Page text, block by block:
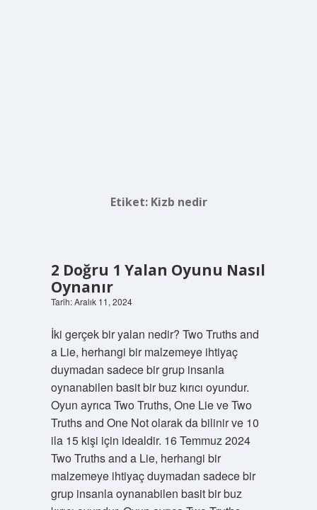
Etiket: Kizb nedir
2 Doğru 1 Yalan Oyunu Nasıl
Oynanır
Tarih: Aralık 11, 2024
İki gerçek bir yalan nedir? Two Truths and
a Lie, herhangi bir malzemeye ihtiyaç
duymadan sadece bir grup insanla
oynanabilen basit bir buz kırıcı oyundur.
Oyun ayrıca Two Truths, One Lie ve Two
Truths and One Not olarak da bilinir ve 10
ila 15 kişi için idealdir. 16 Temmuz 2024
Two Truths and a Lie, herhangi bir
malzemeye ihtiyaç duymadan sadece bir
grup insanla oynanabilen basit bir buz